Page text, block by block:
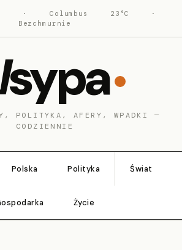
· Columbus 23°C
·
Bezchmurnie
POLITYKA, AFERY, WPADKI —
CODZIENNIE
Polska Polityka Świat
Życie